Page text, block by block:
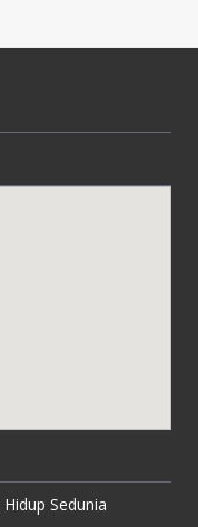
Sedunia